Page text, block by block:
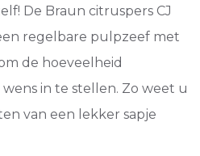
De Braun citruspers CJ
regelbare pulpzeef met
de hoeveelheid
in te stellen. Zo weet u
van een lekker sapje